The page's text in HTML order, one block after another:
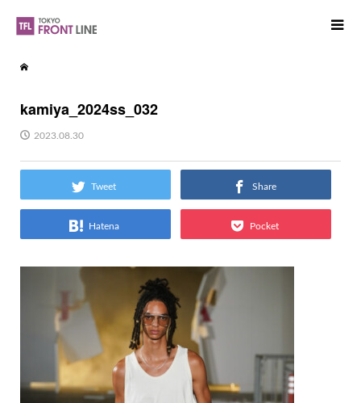
kamiya_2024ss_032
2023.08.30
Tweet Share
Hatena Pocket